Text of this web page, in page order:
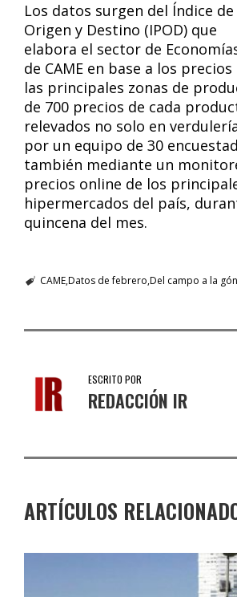
Los datos surgen del Índice
Origen y Destino (IPOD) que
elabora el sector de
de CAME en base a los
las principales zonas de
de 700 precios de cada
relevados no solo en
por un equipo de 30
también mediante un
precios online de los
hipermercados del país,
quincena del mes.
CAMEDatos de febrero Del campo a la
ESCRITO POR
REDACCIÓN IR
ARTÍCULOS